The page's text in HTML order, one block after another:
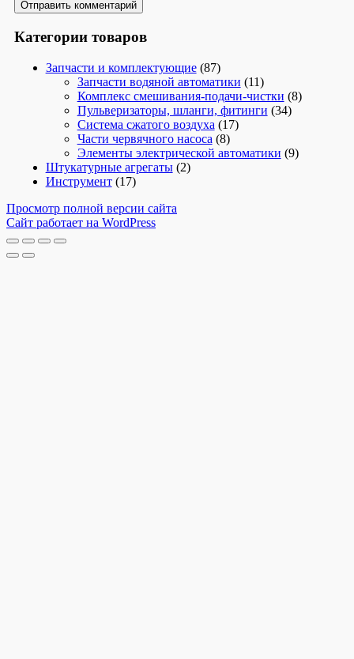
Категории товаров
Запчасти и комплектующие (87)
Запчасти водяной автоматики (11)
Комплекс смешивания-подачи-чистки (8)
Пульверизаторы, шланги, фитинги (34)
Система сжатого воздуха (17)
Части червячного насоса (8)
Элементы электрической автоматики (9)
Штукатурные агрегаты (2)
Инструмент (17)
Просмотр полной версии сайта
Сайт работает на WordPress